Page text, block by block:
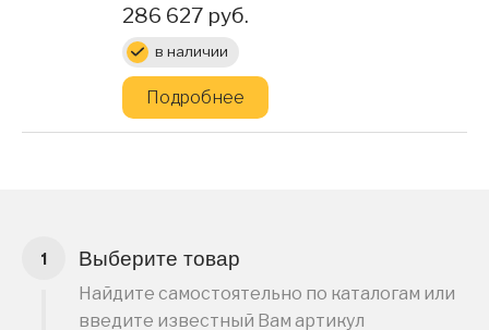
Цена:
286 627 руб.
в наличии
Подробнее
Выберите товар
Найдите самостоятельно по каталогам или
введите известный Вам артикул